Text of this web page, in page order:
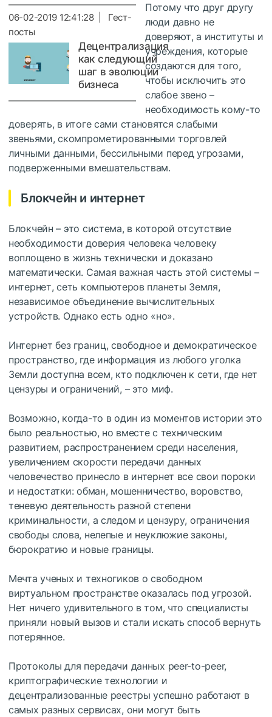
06-02-2019 12:41:28 | Гест-
посты
Децентрализация
как следующий
шаг в эволюции
бизнеса
Потому что друг другу
люди давно не
доверяют, а институты и
учреждения, которые
создаются для того,
чтобы исключить это
слабое звено –
необходимость кому-то
доверять, в итоге сами становятся слабыми
звеньями, скомпрометированными торговлей
личными данными, бессильными перед угрозами,
подверженными вмешательствам.
Блокчейн и интернет
Блокчейн – это система, в которой отсутствие
необходимости доверия человека человеку
воплощено в жизнь технически и доказано
математически. Самая важная часть этой системы –
интернет, сеть компьютеров планеты Земля,
независимое объединение вычислительных
устройств. Однако есть одно «но».
Интернет без границ, свободное и демократическое
пространство, где информация из любого уголка
Земли доступна всем, кто подключен к сети, где нет
цензуры и ограничений, – это миф.
Возможно, когда-то в один из моментов истории это
было реальностью, но вместе с техническим
развитием, распространением среди населения,
увеличением скорости передачи данных
человечество принесло в интернет все свои пороки
и недостатки: обман, мошенничество, воровство,
теневую деятельность разной степени
криминальности, а следом и цензуру, ограничения
свободы слова, нелепые и неуклюжие законы,
бюрократию и новые границы.
Мечта ученых и техногиков о свободном
виртуальном пространстве оказалась под угрозой.
Нет ничего удивительного в том, что специалисты
приняли новый вызов и стали искать способ вернуть
потерянное.
Протоколы для передачи данных peer-to-peer,
криптографические технологии и
децентрализованные реестры успешно работают в
самых разных сервисах, они могут быть